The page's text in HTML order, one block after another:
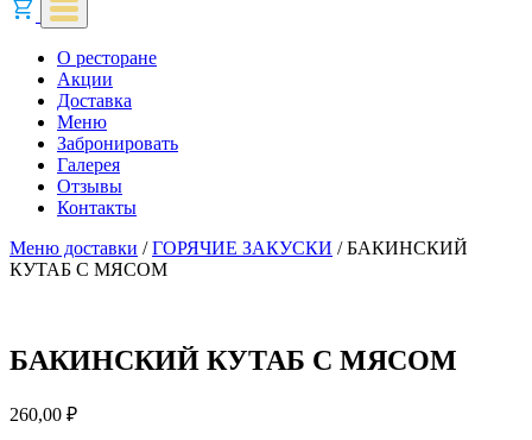
О ресторане
Акции
Доставка
Меню
Забронировать
Галерея
Отзывы
Контакты
Меню доставки /ГОРЯЧИЕ ЗАКУСКИ / БАКИНСКИЙ
КУТАБ С МЯСОМ
БАКИНСКИЙ КУТАБ С МЯСОМ
260,00 ₽